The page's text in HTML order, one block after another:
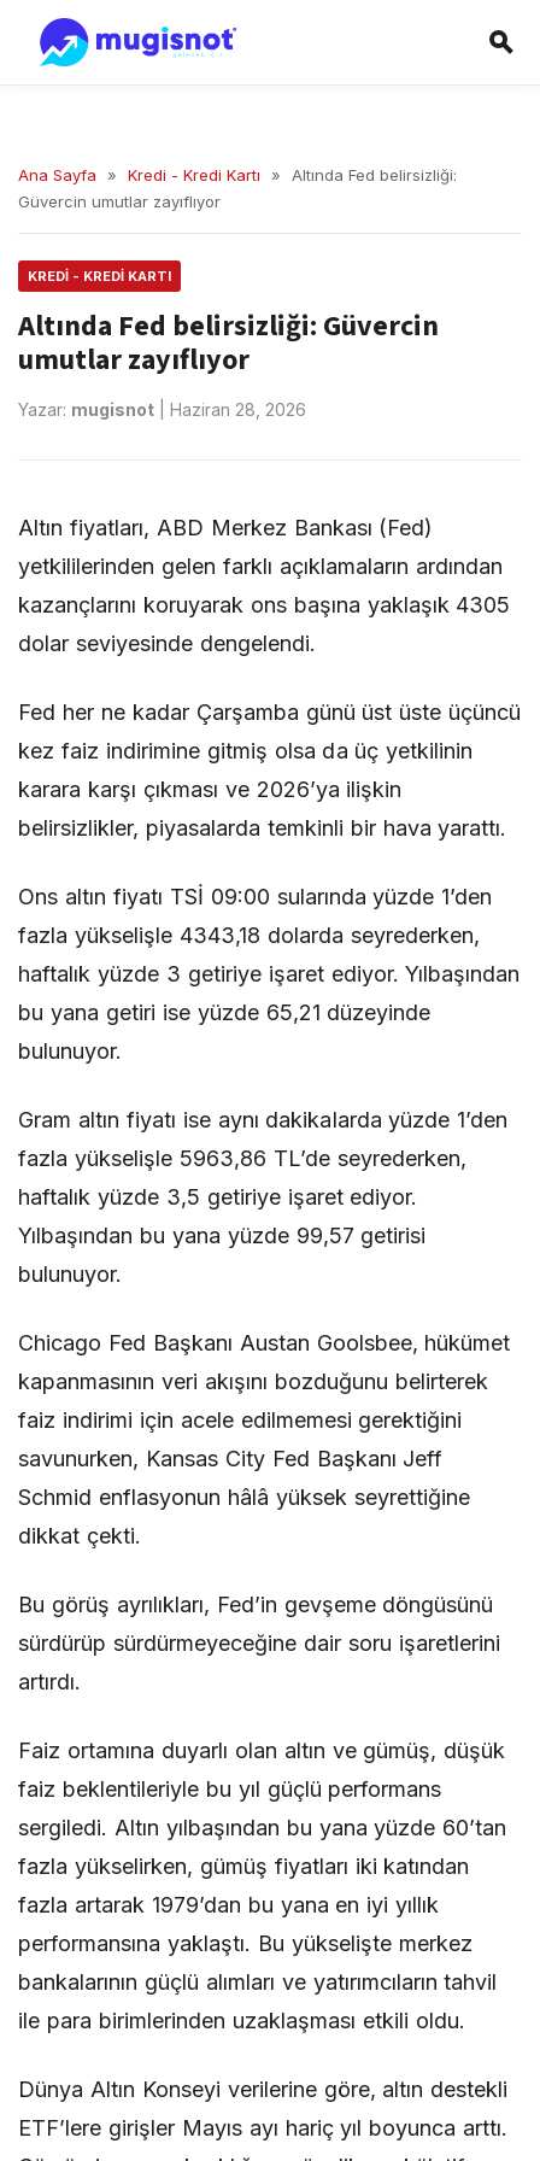
Ana Sayfa » Kredi - Kredi Kartı »
Altında Fed belirsizliği:
Güvercin umutlar zayıflıyor
KREDI - KREDI KARTI
Altında Fed belirsizliği: Güvercin
umutlar zayıflıyor
Yazar: mugisnot Haziran 28, 2026
Altın fiyatları, ABD Merkez Bankası (Fed)
yetkililerinden gelen farklı açıklamaların ardından
kazançlarını koruyarak ons başına yaklaşık 4305
dolar seviyesinde dengelendi.
Fed her ne kadar Çarşamba günü üst üste üçüncü
kez faiz indirimine gitmiş olsa da üç yetkilinin
karara karşı çıkması ve 2026’ya ilişkin
belirsizlikler, piyasalarda temkinli bir hava yarattı.
Ons altın fiyatı TSİ 09:00 sularında yüzde 1’den
fazla yükselişle 4343,18 dolarda seyrederken,
haftalık yüzde 3 getiriye işaret ediyor. Yılbaşından
bu yana getiri ise yüzde 65,21 düzeyinde
bulunuyor.
Gram altın fiyatı ise aynı dakikalarda yüzde 1’den
fazla yükselişle 5963,86 TL’de seyrederken,
haftalık yüzde 3,5 getiriye işaret ediyor.
Yılbaşından bu yana yüzde 99,57 getirisi
bulunuyor.
Chicago Fed Başkanı Austan Goolsbee, hükümet
kapanmasının veri akışını bozduğunu belirterek
faiz indirimi için acele edilmemesi gerektiğini
savunurken, Kansas City Fed Başkanı Jeff
Schmid enflasyonun hâlâ yüksek seyrettiğine
dikkat çekti.
Bu görüş ayrılıkları, Fed’in gevşeme döngüsünü
sürdürüp sürdürmeyeceğine dair soru işaretlerini
artırdı.
Faiz ortamına duyarlı olan altın ve gümüş, düşük
faiz beklentileriyle bu yıl güçlü performans
sergiledi. Altın yılbaşından bu yana yüzde 60’tan
fazla yükselirken, gümüş fiyatları iki katından
fazla artarak 1979’dan bu yana en iyi yıllık
performansına yaklaştı. Bu yükselişte merkez
bankalarının güçlü alımları ve yatırımcıların tahvil
ile para birimlerinden uzaklaşması etkili oldu.
Dünya Altın Konseyi verilerine göre, altın destekli
ETF’lere girişler Mayıs ayı hariç yıl boyunca arttı.